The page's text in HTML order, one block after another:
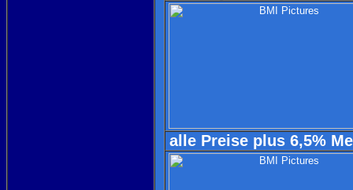
alle Preise plus 6,5%